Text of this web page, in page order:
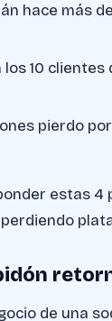
hace más
los 10
pierdo
estas 4
de una